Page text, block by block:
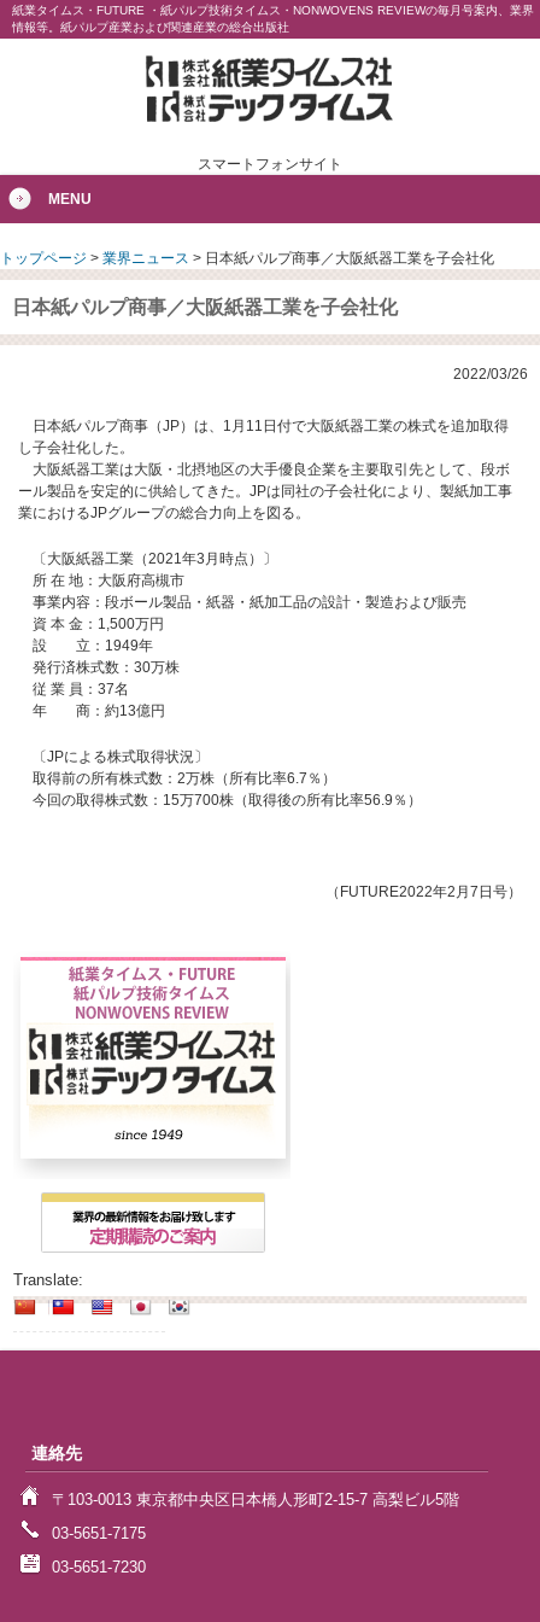
紙業タイムス・FUTURE ・紙パルプ技術タイムス・NONWOVENS REVIEWの毎月号案内、業界
情報等。紙パルプ産業および関連産業の総合出版社
スマートフォンサイト
MENU
トップページ > 業界ニュース > 日本紙パルプ商事／大阪紙器工業を子会社化
日本紙パルプ商事／大阪紙器工業を子会社化
2022/03/26
日本紙パルプ商事（JP）は、1月11日付で大阪紙器工業の株式を追加取得
し子会社化した。
大阪紙器工業は大阪・北摂地区の大手優良企業を主要取引先として、段ボ
ール製品を安定的に供給してきた。JPは同社の子会社化により、製紙加工事
業におけるJPグループの総合力向上を図る。
〔大阪紙器工業（2021年3月時点）〕
所 在 地：大阪府高槻市
事業内容：段ボール製品・紙器・紙加工品の設計・製造および販売
資 本 金：1,500万円
設 立：1949年
発行済株式数：30万株
従 業 員：37名
年 商：約13億円
〔JPによる株式取得状況〕
取得前の所有株式数：2万株（所有比率6.7％）
今回の取得株式数：15万700株（取得後の所有比率56.9％）
（FUTURE2022年2月7日号）
Translate:
連絡先
〒103-0013 東京都中央区日本橋人形町2-15-7 高梨ビル5階
03-5651-7175
03-5651-7230